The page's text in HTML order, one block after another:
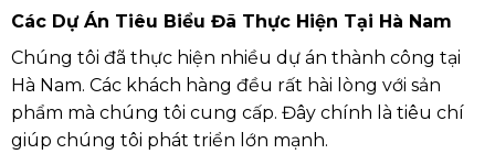
Các Dự Án Tiêu Biểu Đã Thực Hiện Tại Hà Nam
Chúng tôi đã thực hiện nhiều dự án thành công tại
Hà Nam. Các khách hàng đều rất hài lòng với sản
phẩm mà chúng tôi cung cấp. Đây chính là tiêu chí
giúp chúng tôi phát triển lớn mạnh.